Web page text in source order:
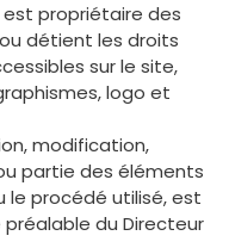
est propriétaire des
détient les droits
sur le site,
logo et
modification,
partie des éléments
le procédé utilisé, est
du Directeur